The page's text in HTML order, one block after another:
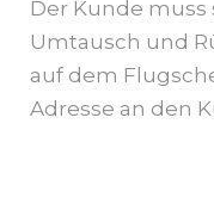
Der Kunde
Umtausch und
auf dem
Adresse an den